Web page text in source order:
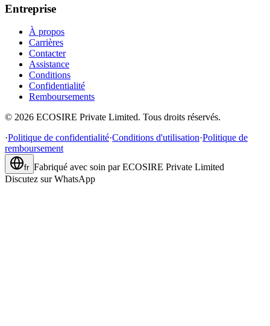
Entreprise
À propos
Carrières
Contacter
Assistance
Conditions
Confidentialité
Remboursements
© 2026 ECOSIRE Private Limited. Tous droits réservés.
·Politique de confidentialité·Conditions d'utilisation·Politique de
remboursement
fr Fabriqué avec soin par ECOSIRE Private Limited
Discutez sur WhatsApp